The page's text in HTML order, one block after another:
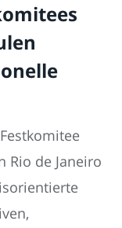
Rio de Janeiro